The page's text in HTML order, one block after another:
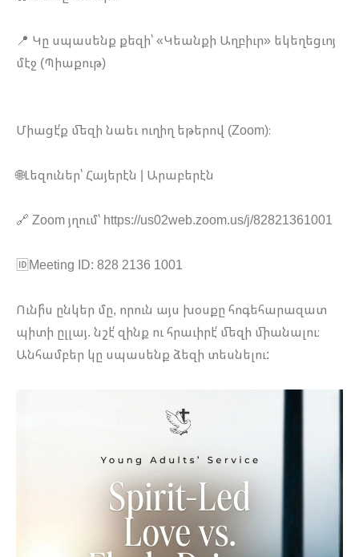
📍 Կը սպասենք քեզի՝ «Կեանքի Աղբիւր» եկեղեցւոյ
մէջ (Պիաքութ)
​Միացէ՛ք մեզի նաեւ ուղիղ եթերով (Zoom)։
🌐Լեզուներ՝ Հայերէն | Արաբերէն
🔗 Zoom յղում՝ https://us02web.zoom.us/j/82821361001
🆔Meeting ID: 828 2136 1001
Ունի՞ս ընկեր մը, որուն այս խօսքը հոգեհարազատ
պիտի ըլլայ. նշէ՛ զինք ու հրաւիրէ՛ մեզի միանալու։
Անհամբեր կը սպասենք ձեզի տեսնելու: